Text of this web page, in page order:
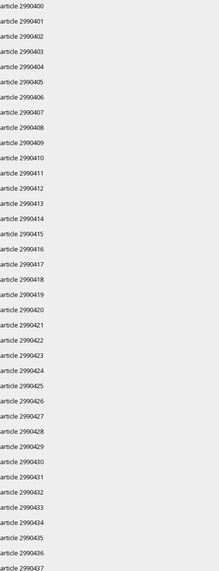
article 2990400
article 2990401
article 2990402
article 2990403
article 2990404
article 2990405
article 2990406
article 2990407
article 2990408
article 2990409
article 2990410
article 2990411
article 2990412
article 2990413
article 2990414
article 2990415
article 2990416
article 2990417
article 2990418
article 2990419
article 2990420
article 2990421
article 2990422
article 2990423
article 2990424
article 2990425
article 2990426
article 2990427
article 2990428
article 2990429
article 2990430
article 2990431
article 2990432
article 2990433
article 2990434
article 2990435
article 2990436
article 2990437